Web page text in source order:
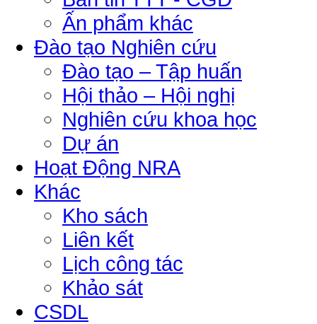
Ấn phẩm khác
Đào tạo Nghiên cứu
Đào tạo – Tập huấn
Hội thảo – Hội nghị
Nghiên cứu khoa học
Dự án
Hoạt Động NRA
Khác
Kho sách
Liên kết
Lịch công tác
Khảo sát
CSDL